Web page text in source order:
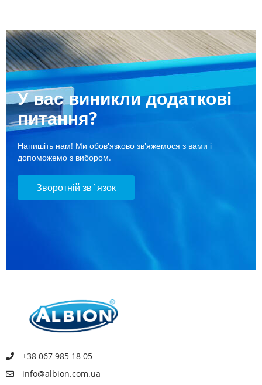
У вас виникли додаткові
питання?
Напишіть нам! Ми обов'язково зв'яжемося з вами і
допоможемо з вибором.
Зворотній зв`язок
+38 067 985 18 05
info@albion.com.ua